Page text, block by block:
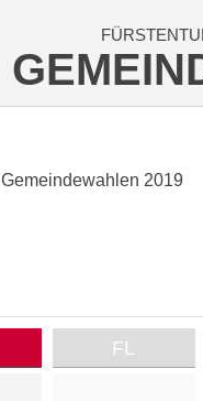
Gemeindewahlen 2019
FL